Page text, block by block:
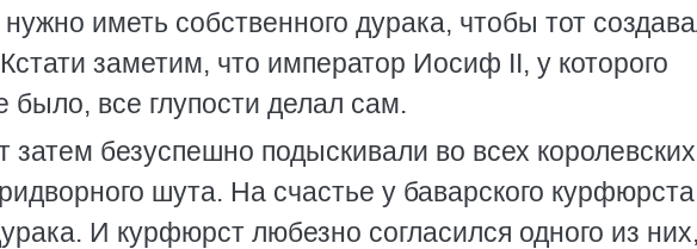
иметь собственного дурака, чтобы тот
заметим, что император Иосиф II, у которого
было, все глупости делал сам.
затем безуспешно подыскивали во всех королевских
шута. На счастье у баварского курфюрста
И курфюрст любезно согласился одного из них,